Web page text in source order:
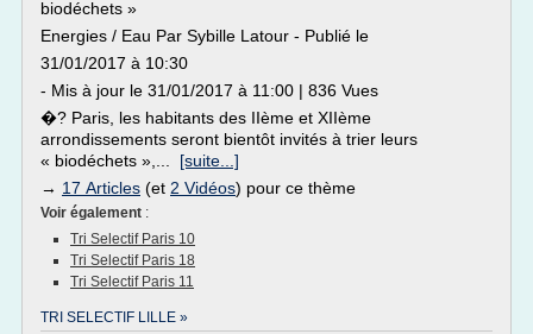
biodéchets »
Energies / Eau Par Sybille Latour - Publié le
31/01/2017 à 10:30
- Mis à jour le 31/01/2017 à 11:00 | 836 Vues
�? Paris, les habitants des IIème et XIIème
arrondissements seront bientôt invités à trier leurs
« biodéchets »,... [suite...]
→ 17 Articles (et 2 Vidéos) pour ce thème
Voir également :
Tri Selectif Paris 10
Tri Selectif Paris 18
Tri Selectif Paris 11
TRI SELECTIF LILLE »